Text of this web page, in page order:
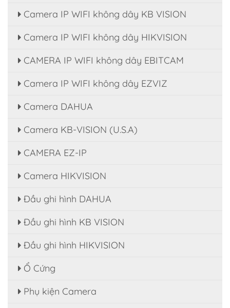
Camera IP WIFI không dây KB VISION
Camera IP WIFI không dây HIKVISION
CAMERA IP WIFI không dây EBITCAM
Camera IP WIFI không dây EZVIZ
Camera DAHUA
Camera KB-VISION (U.S.A)
CAMERA EZ-IP
Camera HIKVISION
Đầu ghi hình DAHUA
Đầu ghi hình KB VISION
Đầu ghi hình HIKVISION
Ổ Cứng
Phụ kiện Camera